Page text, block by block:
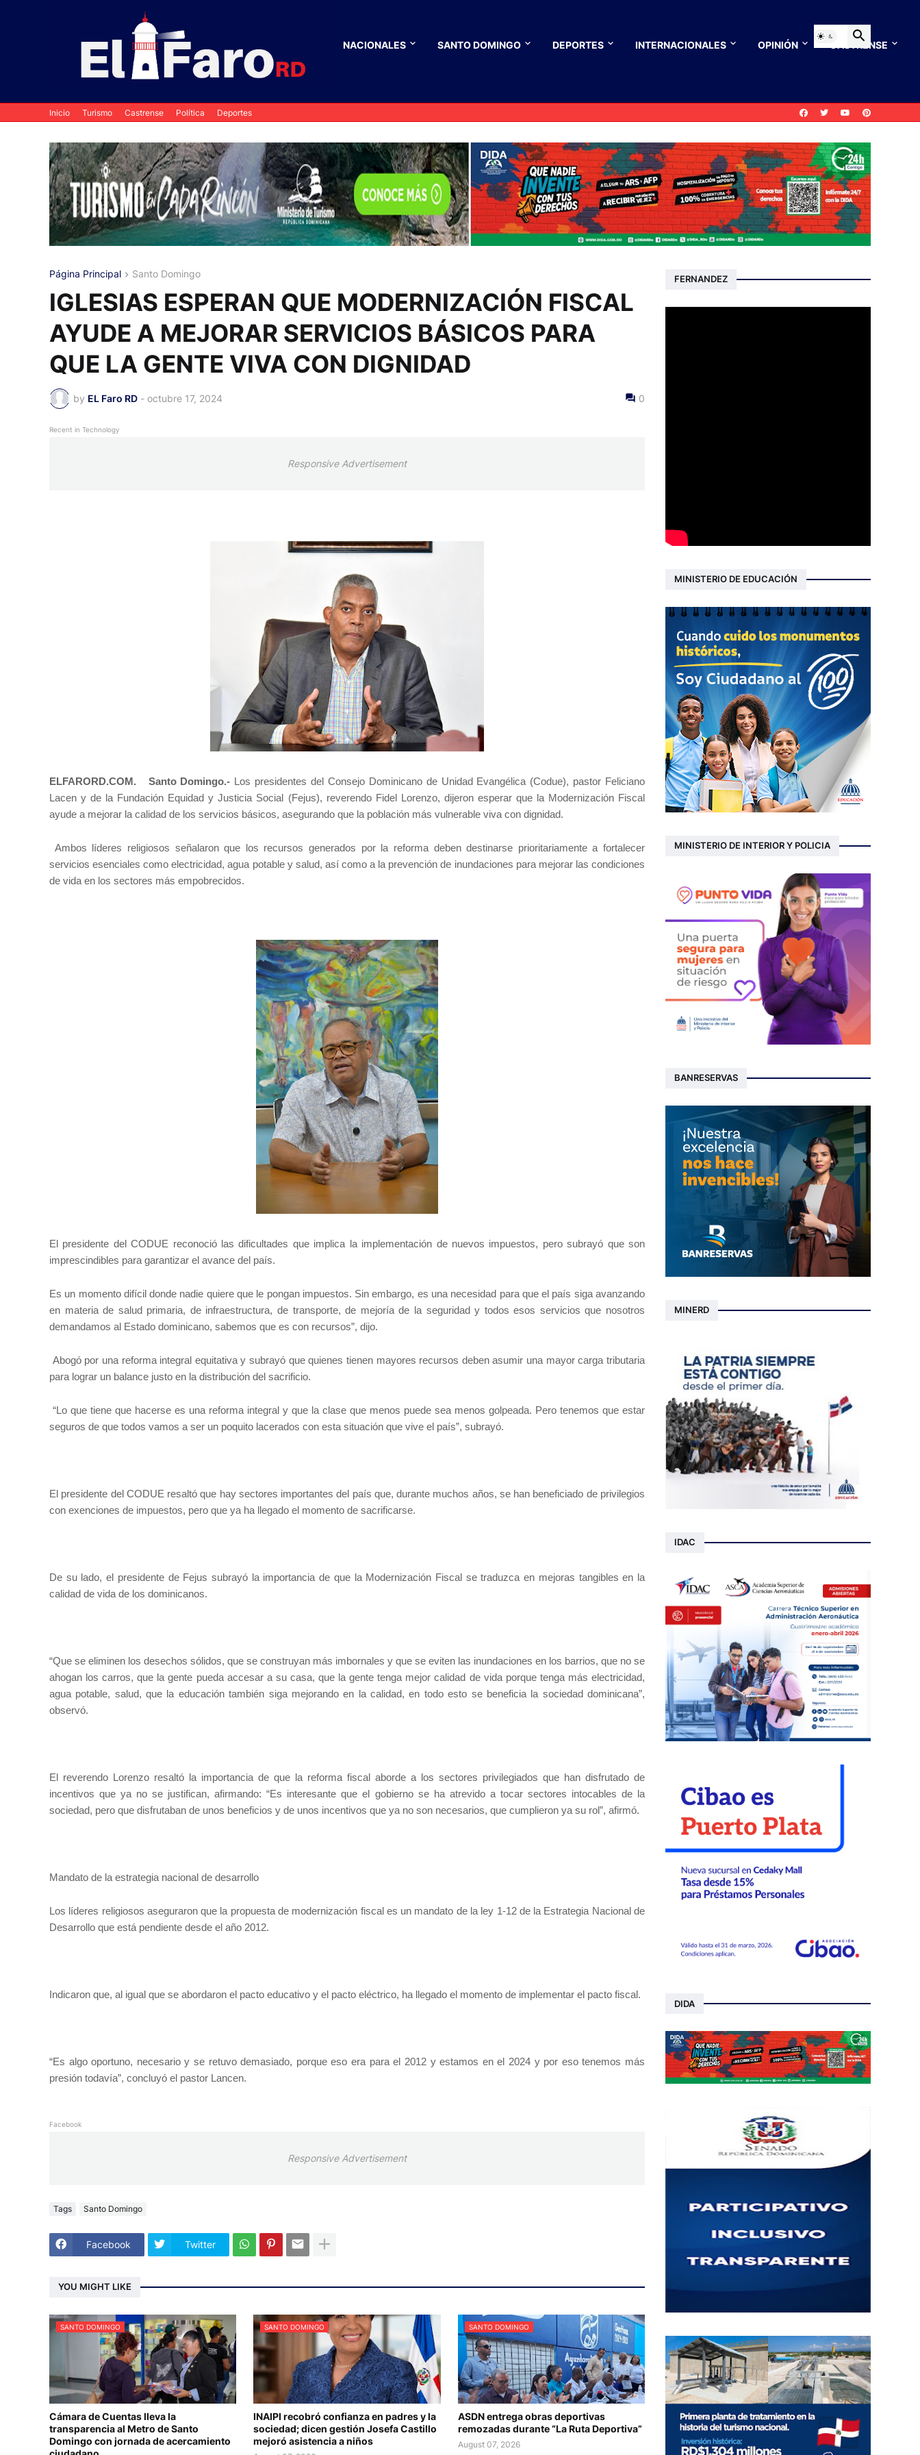
NACIONALES SANTO DOMINGO DEPORTES INTERNACIONALES OPINIÓN CASTRENSE
Inicio Turismo Castrense Política Deportes
Página Principal Santo Domingo
IGLESIAS ESPERAN QUE MODERNIZACIÓN FISCAL
AYUDE A MEJORAR SERVICIOS BÁSICOS PARA
QUE LA GENTE VIVA CON DIGNIDAD
by EL Faro RD - octubre 17, 2024 0
Recent in Technology
Responsive Advertisement
ELFARORD.COM. Santo Domingo.- Los presidentes del Consejo Dominicano de Unidad Evangélica (Codue), pastor Feliciano
Lacen y de la Fundación Equidad y Justicia Social (Fejus), reverendo Fidel Lorenzo, dijeron esperar que la Modernización Fiscal
ayude a mejorar la calidad de los servicios básicos, asegurando que la población más vulnerable viva con dignidad.
Ambos líderes religiosos señalaron que los recursos generados por la reforma deben destinarse prioritariamente a fortalecer
servicios esenciales como electricidad, agua potable y salud, así como a la prevención de inundaciones para mejorar las condiciones
de vida en los sectores más empobrecidos.
El presidente del CODUE reconoció las dificultades que implica la implementación de nuevos impuestos, pero subrayó que son
imprescindibles para garantizar el avance del país.
Es un momento difícil donde nadie quiere que le pongan impuestos. Sin embargo, es una necesidad para que el país siga avanzando
en materia de salud primaria, de infraestructura, de transporte, de mejoría de la seguridad y todos esos servicios que nosotros
demandamos al Estado dominicano, sabemos que es con recursos”, dijo.
Abogó por una reforma integral equitativa y subrayó que quienes tienen mayores recursos deben asumir una mayor carga tributaria
para lograr un balance justo en la distribución del sacrificio.
“Lo que tiene que hacerse es una reforma integral y que la clase que menos puede sea menos golpeada. Pero tenemos que estar
seguros de que todos vamos a ser un poquito lacerados con esta situación que vive el país”, subrayó.
El presidente del CODUE resaltó que hay sectores importantes del país que, durante muchos años, se han beneficiado de privilegios
con exenciones de impuestos, pero que ya ha llegado el momento de sacrificarse.
De su lado, el presidente de Fejus subrayó la importancia de que la Modernización Fiscal se traduzca en mejoras tangibles en la
calidad de vida de los dominicanos.
“Que se eliminen los desechos sólidos, que se construyan más imbornales y que se eviten las inundaciones en los barrios, que no se
ahogan los carros, que la gente pueda accesar a su casa, que la gente tenga mejor calidad de vida porque tenga más electricidad,
agua potable, salud, que la educación también siga mejorando en la calidad, en todo esto se beneficia la sociedad dominicana”,
observó.
El reverendo Lorenzo resaltó la importancia de que la reforma fiscal aborde a los sectores privilegiados que han disfrutado de
incentivos que ya no se justifican, afirmando: “Es interesante que el gobierno se ha atrevido a tocar sectores intocables de la
sociedad, pero que disfrutaban de unos beneficios y de unos incentivos que ya no son necesarios, que cumplieron ya su rol”, afirmó.
Mandato de la estrategia nacional de desarrollo
Los líderes religiosos aseguraron que la propuesta de modernización fiscal es un mandato de la ley 1-12 de la Estrategia Nacional de
Desarrollo que está pendiente desde el año 2012.
Indicaron que, al igual que se abordaron el pacto educativo y el pacto eléctrico, ha llegado el momento de implementar el pacto fiscal.
“Es algo oportuno, necesario y se retuvo demasiado, porque eso era para el 2012 y estamos en el 2024 y por eso tenemos más
presión todavía”, concluyó el pastor Lancen.
Facebook
Responsive Advertisement
Tags Santo Domingo
Facebook Twitter
YOU MIGHT LIKE
SANTO DOMINGO
Cámara de Cuentas lleva la
transparencia al Metro de Santo
Domingo con jornada de acercamiento
SANTO DOMINGO
INAIPI recobró confianza en padres y la
sociedad; dicen gestión Josefa Castillo
mejoró asistencia a niños
SANTO DOMINGO
ASDN entrega obras deportivas
remozadas durante “La Ruta Deportiva”
August 07, 2026
FERNANDEZ
MINISTERIO DE EDUCACIÓN
MINISTERIO DE INTERIOR Y POLICIA
BANRESERVAS
MINERD
IDAC
DIDA